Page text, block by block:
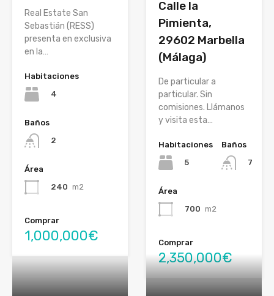
Real Estate San
Sebastián (RESS)
presenta en exclusiva
en la…
Habitaciones
4
Baños
2
Área
240 m2
Comprar
1,000,000€
Calle la
Pimienta,
29602 Marbella
(Málaga)
De particular a
particular. Sin
comisiones. Llámanos
y visita esta…
Habitaciones
5
Baños
7
Área
700 m2
Comprar
2,350,000€